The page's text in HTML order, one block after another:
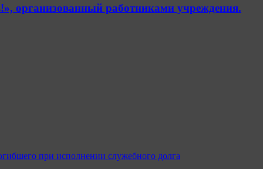
организованный работниками учреждения.
при исполнении служебного долга